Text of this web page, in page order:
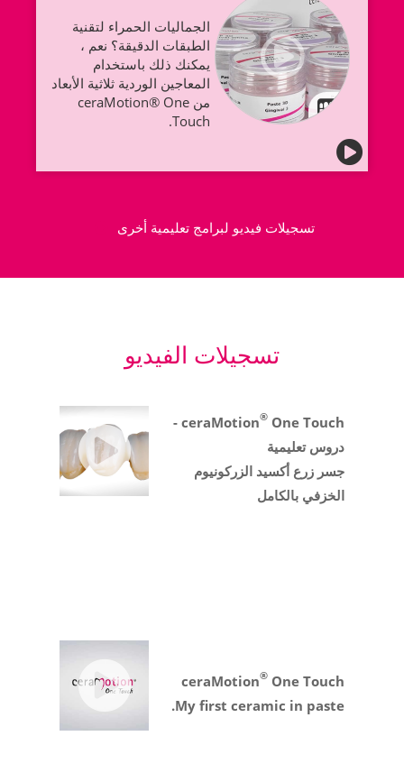
الجماليات الحمراء لتقنية
الطبقات الدقيقة؟ نعم ،
يمكنك ذلك باستخدام
المعاجين الوردية ثلاثية الأبعاد
من ceraMotion® One
Touch.
تسجيلات فيديو لبرامج تعليمية أخرى
تسجيلات الفيديو
ceraMotion®
One Touch -
دروس تعليمية
جسر زرع أكسيد الزركونيوم
الخزفي بالكامل
ceraMotion®One Touch
My first ceramic in paste.